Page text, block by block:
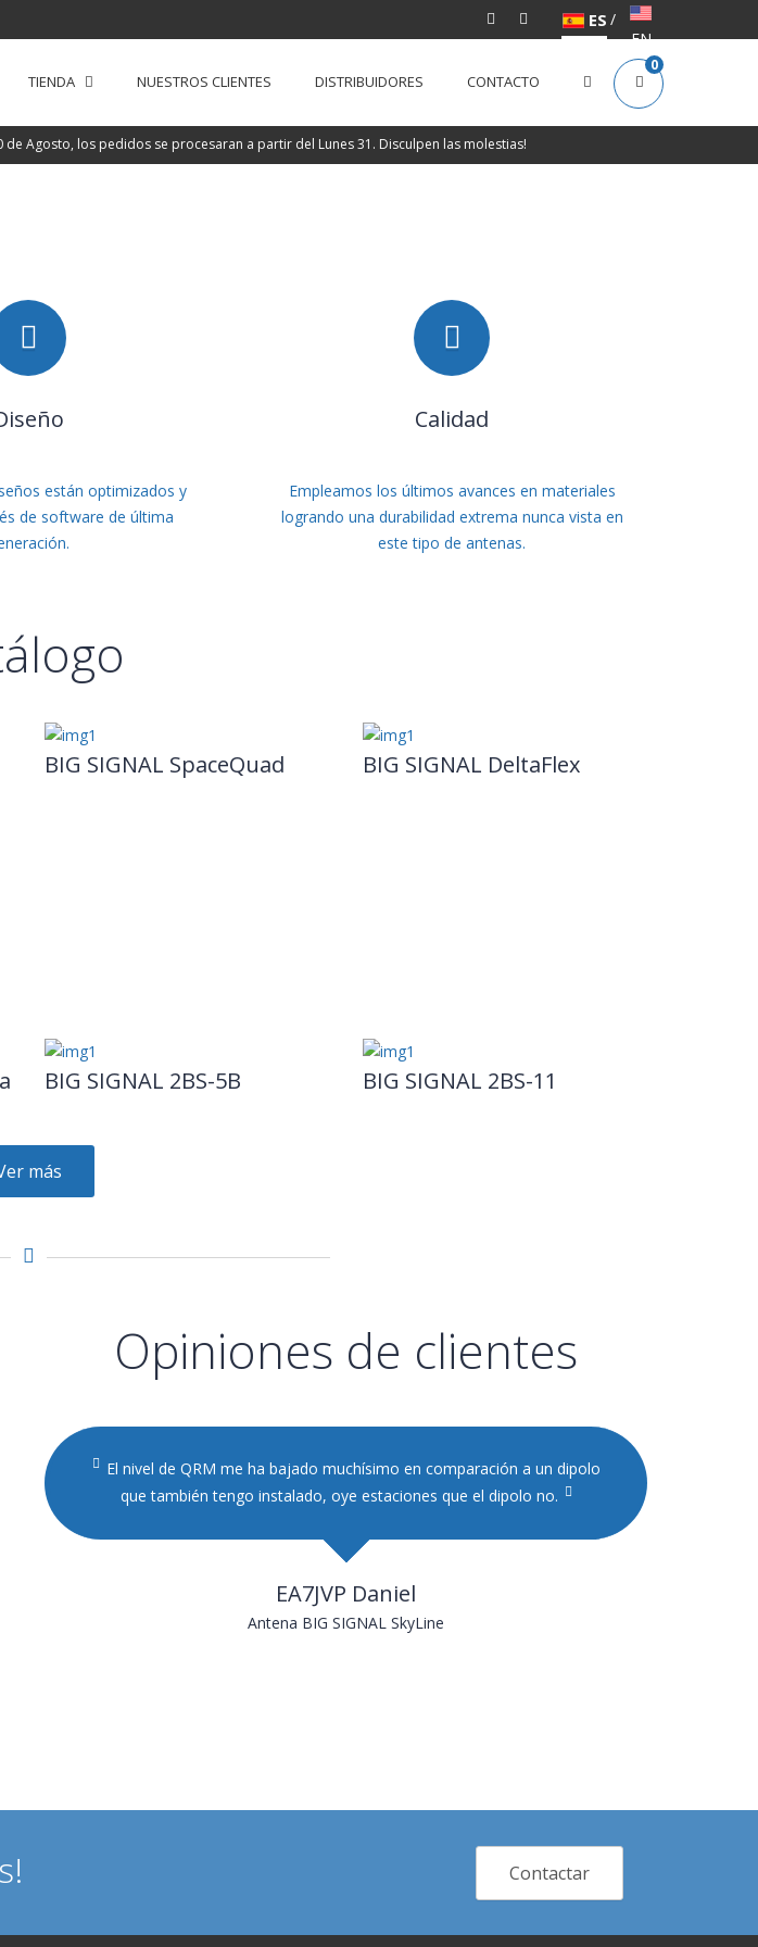
ES /
EN
TIENDA NUESTROS CLIENTES DISTRIBUIDORES CONTACTO
0
Agosto, los pedidos se procesaran a partir del Lunes 31. Disculpen las molestias!
están optimizados y
de software de última
Calidad
Empleamos los últimos avances en materiales
logrando una durabilidad extrema nunca vista en
este tipo de antenas.
BIG SIGNAL SpaceQuad BIG SIGNAL DeltaFlex
BIG SIGNAL 2BS-5B BIG SIGNAL 2BS-11
más
Opiniones de clientes
El nivel de QRM me ha bajado muchísimo en comparación a un dipolo
que también tengo instalado, oye estaciones que el dipolo no.
EA7JVP Daniel
Antena BIG SIGNAL SkyLine
Contactar